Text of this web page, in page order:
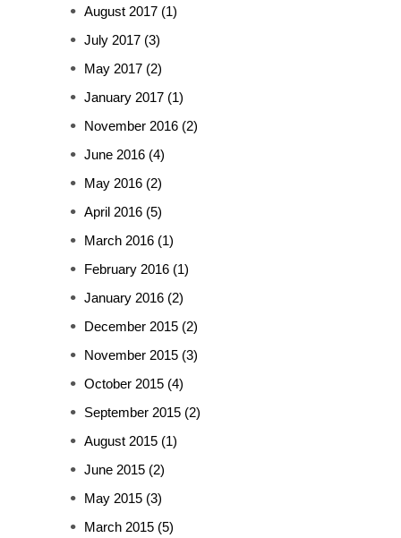
August 2017 (1)
July 2017 (3)
May 2017 (2)
January 2017 (1)
November 2016 (2)
June 2016 (4)
May 2016 (2)
April 2016 (5)
March 2016 (1)
February 2016 (1)
January 2016 (2)
December 2015 (2)
November 2015 (3)
October 2015 (4)
September 2015 (2)
August 2015 (1)
June 2015 (2)
May 2015 (3)
March 2015 (5)